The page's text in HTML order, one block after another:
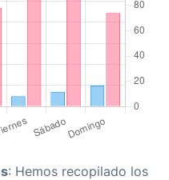
: Hemos recopilado los